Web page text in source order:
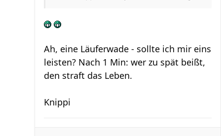
Ah, eine Läuferwade - sollte ich mir eins
leisten? Nach 1 Min: wer zu spät beißt,
den straft das Leben.
Knippi